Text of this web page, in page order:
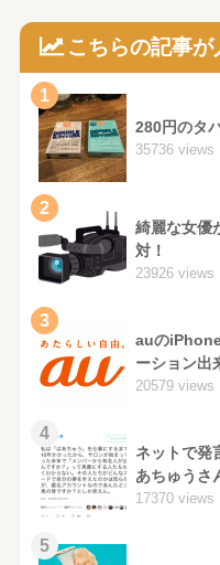
こちらの記事が
1
280円のタ
35736 views
2
綺麗な女優
対！
23926 views
3
auの
ーション出
20579 views
4
ネットで発
あちゅうさ
17370 views
5